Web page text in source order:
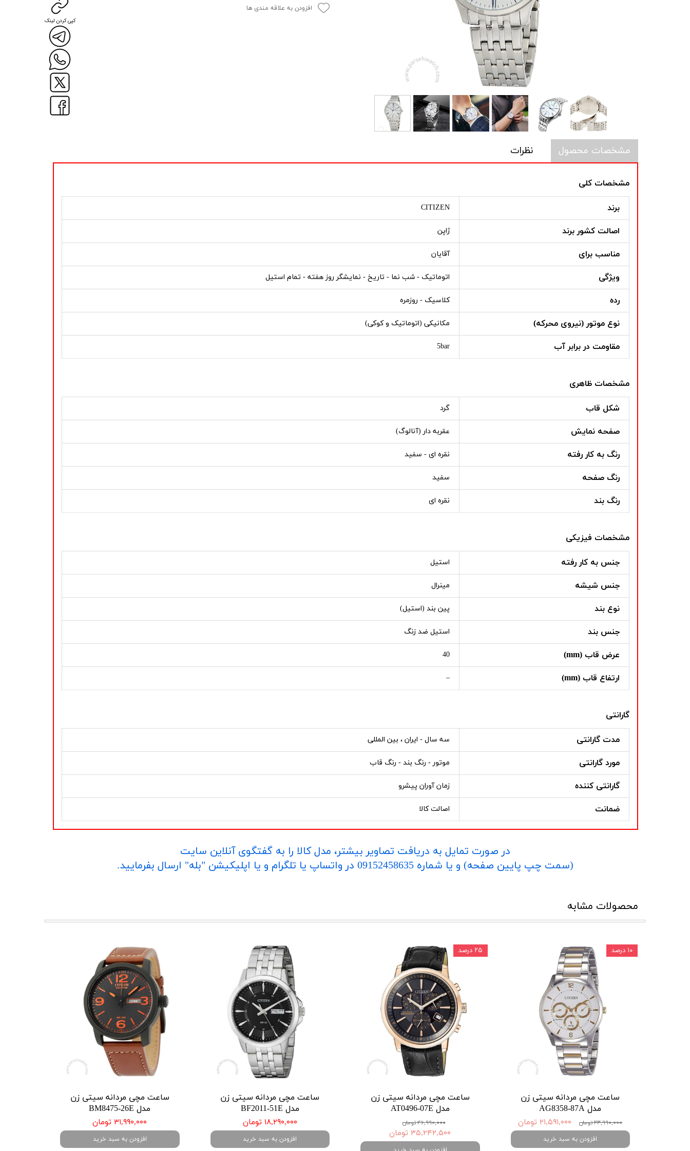
افزودن به علاقه مندی ها
مشخصات محصول نظرات
مشخصات کلی
برند CITIZEN
اصالت کشور برند ژاپن
مناسب برای آقایان
ویژگی اتوماتیک - شب نما - تاریخ - نمایشگر روز هفته - تمام استیل
رده کلاسیک - روزمره
نوع موتور (نیروی محرکه) مکانیکی (اتوماتیک و کوکی)
مقاومت در برابر آب 5bar
مشخصات ظاهری
شکل قاب گرد
صفحه نمایش عقربه دار (آنالوگ)
رنگ به کار رفته نقره ای - سفید
رنگ صفحه سفید
رنگ بند نقره ای
مشخصات فیزیکی
جنس به کار رفته استیل
جنس شیشه مینرال
نوع بند پین بند (استیل)
جنس بند استیل ضد زنگ
عرض قاب (mm) 40
ارتفاع قاب (mm) –
گارانتی
مدت گارانتی سه سال - ایران ، بین المللی
مورد گارانتی موتور - رنگ بند - رنگ قاب
گارانتی کننده زمان آوران پیشرو
ضمانت اصالت کالا
کپی کردن لینک
در صورت تمایل به دریافت تصاویر بیشتر، مدل کالا را به گفتگوی آنلاین سایت
​​​​​​​(سمت چپ پایین صفحه) و یا شماره 09152458635 در واتساپ یا تلگرام و یا اپلیکیشن "بله" ارسال بفرمایید.
محصولات مشابه
ساعت مچی مردانه سیتی زن
مدل AG8358-87A
۲۳,۹۹۰,۰۰۰ تومان ۲۱,۵۹۱,۰۰۰ تومان
افزودن به سبد خرید
۱۰ درصد
ساعت مچی مردانه سیتی زن
مدل AT0496-07E
۴۶,۹۹۰,۰۰۰ تومان
۳۵,۲۴۲,۵۰۰ تومان
۲۵ درصد
ساعت مچی مردانه سیتی زن
مدل BF2011-51E
۱۸,۲۹۰,۰۰۰ تومان
افزودن به سبد خرید
ساعت مچی مردانه سیتی زن
مدل BM8475-26E
۳۱,۹۹۰,۰۰۰ تومان
افزودن به سبد خرید